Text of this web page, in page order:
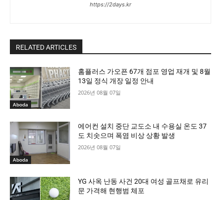
https://2days.kr
RELATED ARTICLES
Aboda
홈플러스 가오픈 67개 점포 영업 재개 및 8월
13일 정식 개장 일정 안내
2026년 08월 07일
Aboda
에어컨 설치 중단 교도소 내 수용실 온도 37
도 치솟으며 폭염 비상 상황 발생
2026년 08월 07일
YG 사옥 난동 사건 20대 여성 골프채로 유리
문 가격해 현행범 체포